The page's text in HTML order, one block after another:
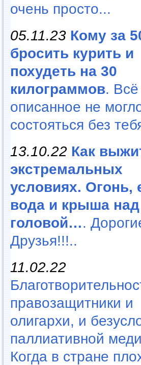
очень просто...
05.11.23 Кому за
бросить курить и
похудеть на 30
килограммов.
описанное не
состояться без
13.10.22 Как
экстремальных
условиях. Огонь,
вода и крыша над
головой….
Друзья!!!..
11.02.22
правозащитники и
олигархи, и
паллиативной
Когда в стране